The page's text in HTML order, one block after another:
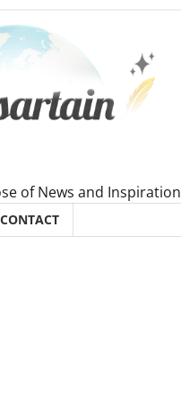
of News and Inspiration
CONTACT